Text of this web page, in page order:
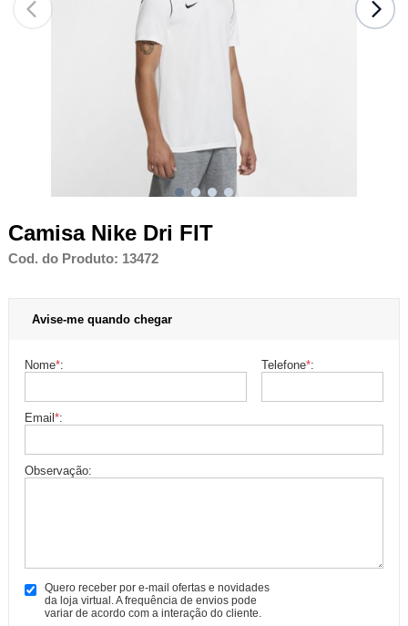
Camisa Nike Dri FIT
Cod. do Produto: 13472
Avise-me quando chegar
Nome*: Telefone*:
Email*:
Observação:
Quero receber por e-mail ofertas e novidades
da loja virtual. A frequência de envios pode
variar de acordo com a interação do cliente.